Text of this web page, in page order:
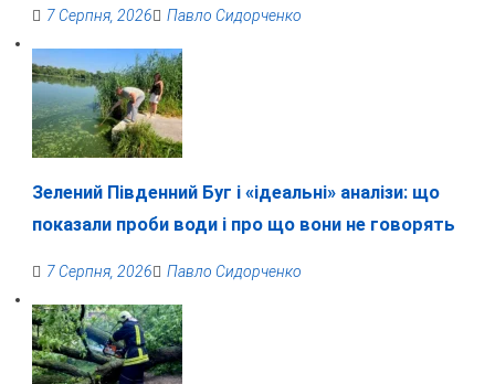
7 Серпня, 2026 Павло Сидорченко
Зелений Південний Буг і «ідеальні» аналізи: що
показали проби води і про що вони не говорять
7 Серпня, 2026 Павло Сидорченко